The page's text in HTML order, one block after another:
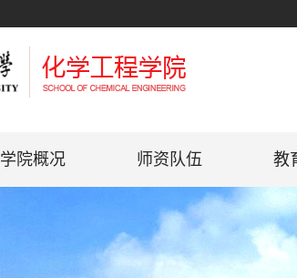
学院概况 师资队伍 教